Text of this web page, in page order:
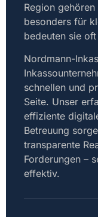
Region
besonders für
bedeuten sie
Nordmann-
schnellen und
Seite. Unser
effiziente
Betreuung
transparente
Forderungen –
effektiv.